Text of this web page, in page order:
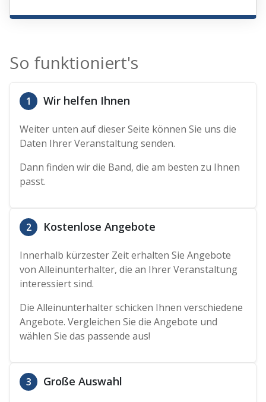
So funktioniert's
1 Wir helfen Ihnen
Weiter unten auf dieser Seite können Sie uns die
Daten Ihrer Veranstaltung senden.
Dann finden wir die Band, die am besten zu Ihnen
passt.
2 Kostenlose Angebote
Innerhalb kürzester Zeit erhalten Sie Angebote
von Alleinunterhalter, die an Ihrer Veranstaltung
interessiert sind.
Die Alleinunterhalter schicken Ihnen verschiedene
Angebote. Vergleichen Sie die Angebote und
wählen Sie das passende aus!
3 Große Auswahl